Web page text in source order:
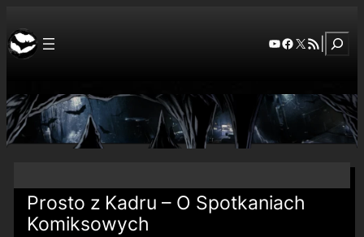
YouTube
Facebook
X RSS Feed
Prosto z Kadru – O Spotkaniach
Komiksowych